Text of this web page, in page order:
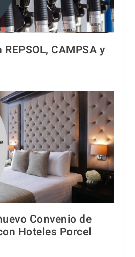
CAMPSA y
Convenio de
Hoteles Porcel